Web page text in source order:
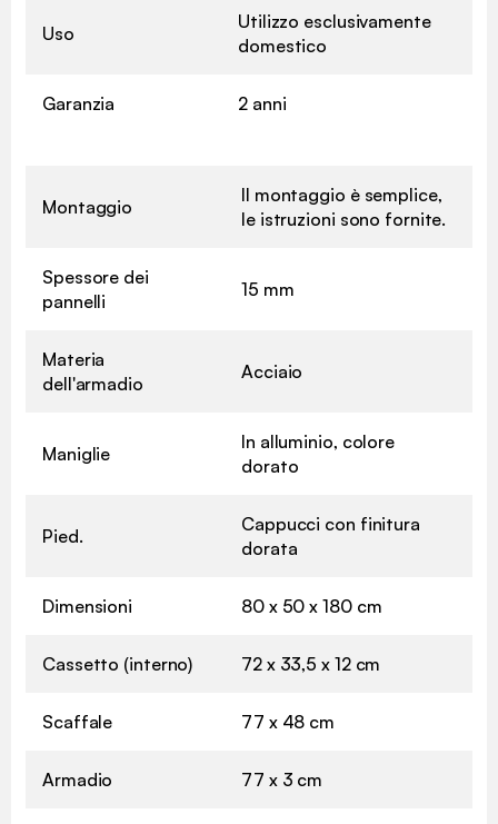
Uso
Utilizzo esclusivamente
domestico
Garanzia 2 anni
Montaggio
Il montaggio è semplice,
le istruzioni sono fornite.
Spessore dei
pannelli
15 mm
Materia
dell'armadio
Acciaio
Maniglie
In alluminio, colore
dorato
Pied.
Cappucci con finitura
dorata
Dimensioni 80 x 50 x 180 cm
Cassetto (interno) 72 x 33,5 x 12 cm
Scaffale 77 x 48 cm
Armadio 77 x 3 cm